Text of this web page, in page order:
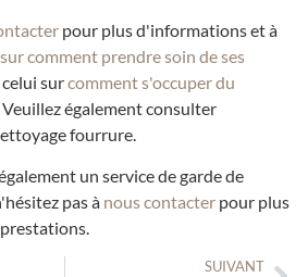
pour plus d'informations et à
comment prendre soin de ses
surcomment s'occuper du
. Veuillez également consulter
fourrure.
un service de garde de
pas à nous contacter pour plus
SUIVANT